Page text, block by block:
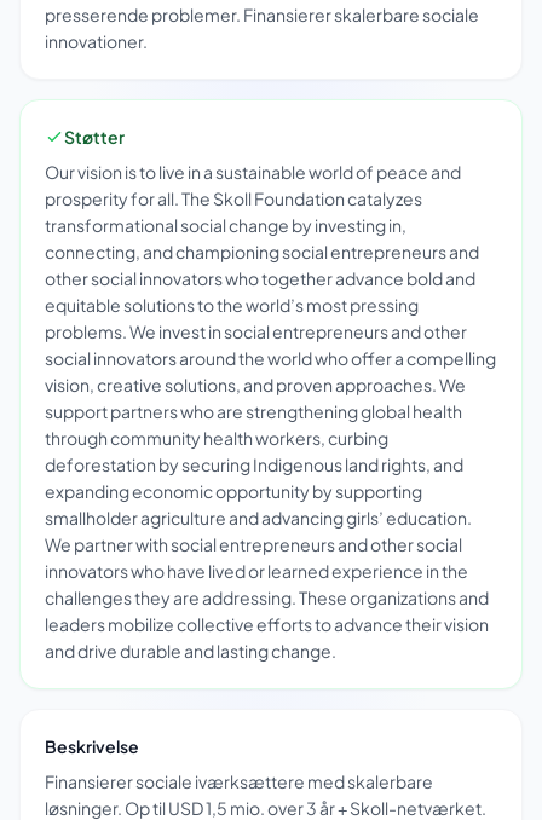
presserende problemer. Finansierer skalerbare sociale
innovationer.
Støtter
Our vision is to live in a sustainable world of peace and
prosperity for all. The Skoll Foundation catalyzes
transformational social change by investing in,
connecting, and championing social entrepreneurs and
other social innovators who together advance bold and
equitable solutions to the world’s most pressing
problems. We invest in social entrepreneurs and other
social innovators around the world who offer a compelling
vision, creative solutions, and proven approaches. We
support partners who are strengthening global health
through community health workers, curbing
deforestation by securing Indigenous land rights, and
expanding economic opportunity by supporting
smallholder agriculture and advancing girls’ education.
We partner with social entrepreneurs and other social
innovators who have lived or learned experience in the
challenges they are addressing. These organizations and
leaders mobilize collective efforts to advance their vision
and drive durable and lasting change.
Beskrivelse
Finansierer sociale iværksættere med skalerbare
løsninger. Op til USD 1,5 mio. over 3 år + Skoll-netværket.